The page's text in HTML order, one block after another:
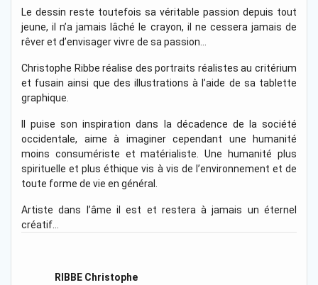
Le dessin reste toutefois sa véritable passion depuis tout
jeune, il n’a jamais lâché le crayon, il ne cessera jamais de
rêver et d’envisager vivre de sa passion…
Christophe Ribbe réalise des portraits réalistes au critérium
et fusain ainsi que des illustrations à l’aide de sa tablette
graphique.
Il puise son inspiration dans la décadence de la société
occidentale, aime à imaginer cependant une humanité
moins consumériste et matérialiste. Une humanité plus
spirituelle et plus éthique vis à vis de l’environnement et de
toute forme de vie en général.
Artiste dans l’âme il est et restera à jamais un éternel
créatif…
RIBBE Christophe